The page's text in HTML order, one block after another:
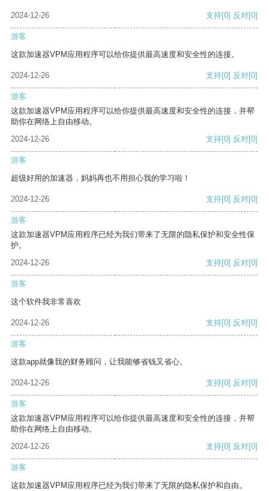
2024-12-26 支持[0] 反对[0]
游客
这款加速器VPM应用程序可以给你提供最高速度和安全性的连接。
2024-12-26 支持[0] 反对[0]
游客
这款加速器VPM应用程序可以给你提供最高速度和安全性的连接，并帮
助你在网络上自由移动。
2024-12-26
支持[0] 反对[0]
游客
超级好用的加速器，妈妈再也不用担心我的学习啦！
2024-12-26 支持[0] 反对[0]
游客
这款加速器VPM应用程序已经为我们带来了无限的隐私保护和安全性保
护。
2024-12-26
支持[0] 反对[0]
游客
这个软件我非常喜欢
2024-12-26 支持[0] 反对[0]
游客
这款app就像我的财务顾问，让我能够省钱又省心。
2024-12-26 支持[0] 反对[0]
游客
这款加速器VPM应用程序可以给你提供最高速度和安全性的连接，并帮
助你在网络上自由移动。
2024-12-26
支持[0] 反对[0]
游客
这款加速器VPM应用程序已经为我们带来了无限的隐私保护和自由。